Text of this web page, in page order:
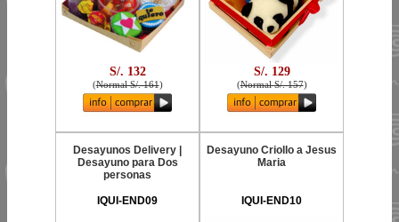
S/. 132
(Normal S/. 161)
S/. 129
(Normal S/. 157)
Desayunos Delivery |
Desayuno para Dos
personas
IQUI-END09
Desayuno Criollo a Jesus
Maria
IQUI-END10